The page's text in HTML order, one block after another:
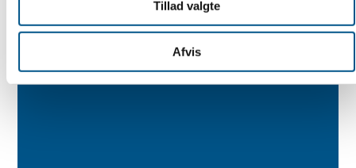
Tillad valgte
Afvis